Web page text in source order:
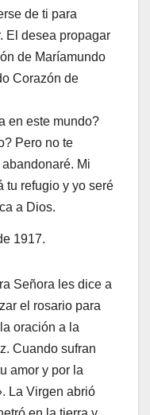
de ti para
El desea propagar
de Maríamundo
Corazón de
en este mundo?
Pero no te
Mi
tu refugio y yo seré
a Dios.
1917.
Señora les dice a
el rosario para
oración a la
Cuando sufran
amor y por la
La Virgen abrió